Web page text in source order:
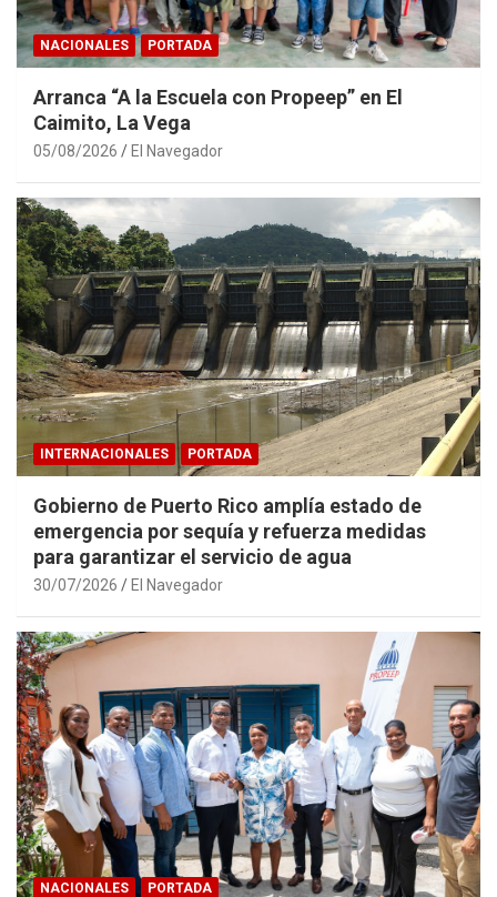
NACIONALES PORTADA
Arranca “A la Escuela con Propeep” en El
Caimito, La Vega
05/08/2026 El Navegador
INTERNACIONALES PORTADA
Gobierno de Puerto Rico amplía estado de
emergencia por sequía y refuerza medidas
para garantizar el servicio de agua
30/07/2026 El Navegador
NACIONALES PORTADA